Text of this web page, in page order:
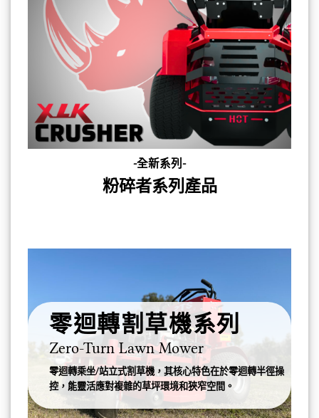
-全新系列-
粉碎者系列產品
零迴轉割草機系列
Zero-Turn Lawn Mower
零迴轉乘坐/站立式割草機，其核心特色在於零迴轉半徑操
控，能靈活應對複雜的草坪環境和狹窄空間。